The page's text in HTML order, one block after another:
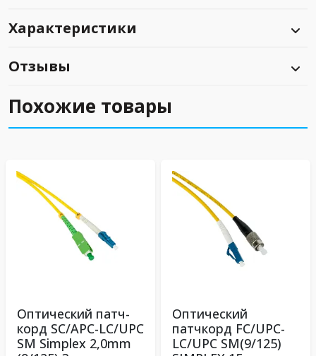
Характеристики
Отзывы
Похожие товары
Оптический патч-
корд SC/APC-LC/UPC
SM Simplex 2,0mm
Оптический
патчкорд FC/UPC-
LC/UPC SM(9/125)